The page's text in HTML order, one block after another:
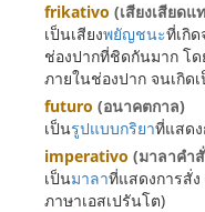
frikativo (เสียงเสียดแ
เป็นเสียงพยัญชนะที่เกิ
ช่องปากที่ชิดกันมาก โด
ภายในช่องปาก จนเกิด
futuro (อนาคตกาล)
เป็นรูปแบบกริยาที่แสด
imperativo (มาลาคำ
เป็นมาลาที่แสดงการสั่
ภาษาเอสเปรันโต)